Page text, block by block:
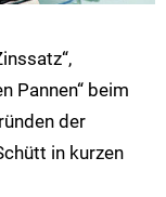
Pannen“ beim
der
in kurzen